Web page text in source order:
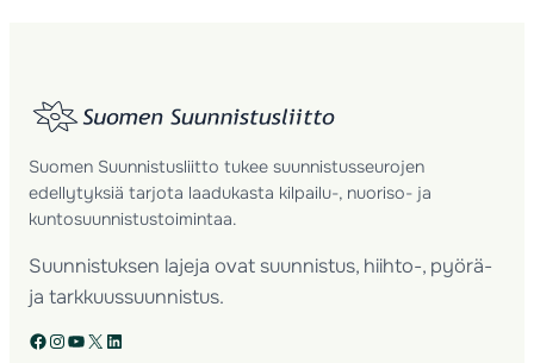
Suomen Suunnistusliitto tukee suunnistusseurojen
edellytyksiä tarjota laadukasta kilpailu-, nuoriso- ja
kuntosuunnistustoimintaa.
Suunnistuksen lajeja ovat suunnistus, hiihto-, pyörä-
ja tarkkuussuunnistus.
Facebook Instagram YouTube X LinkedIn